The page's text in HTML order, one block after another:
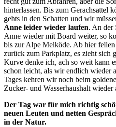
hinterlassen. Bis zum Gerachsattel
gehts in den Schatten und wir
Anne leider wieder laufen. An der
Anne wieder mit Board weiter, so
bis zur Alpe Melköde. Ab hier
zurück zum Parkplatz, es zieht sich
Kurve denke ich, ach so weit kann
schon leicht, als wir endlich wieder
Tages kehren wir noch beim
Zucker- und Wasserhaushalt wieder
Der Tag war für mich richtig
neuen Leuten und netten
in der Natur.